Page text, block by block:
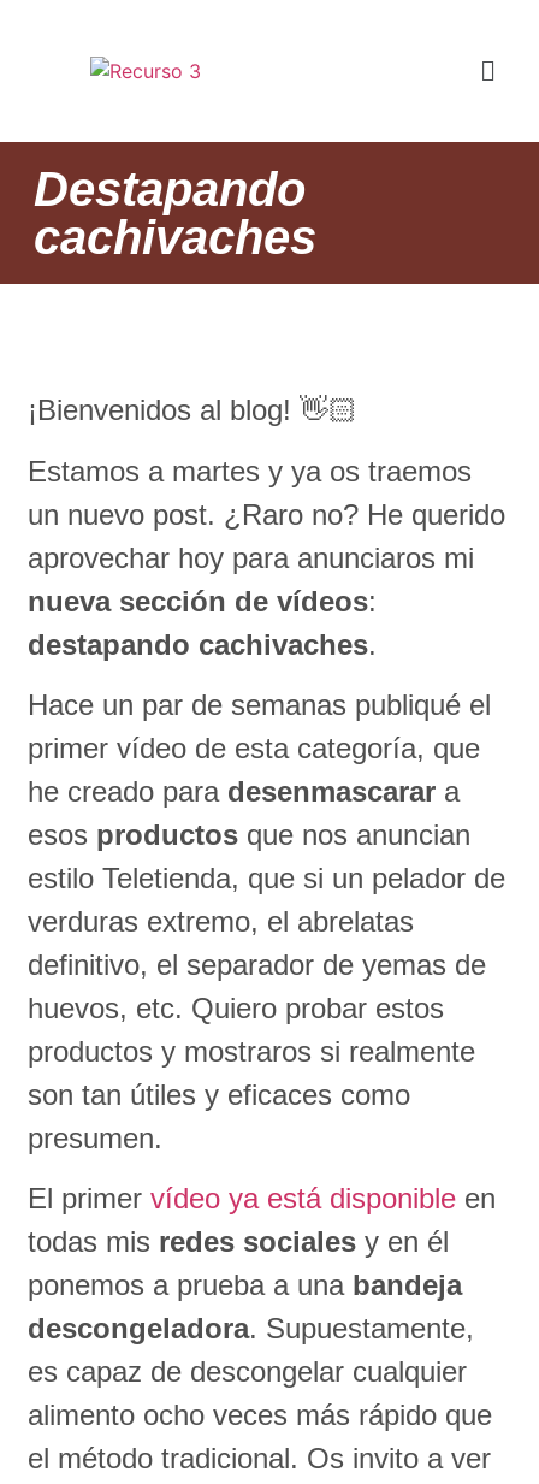
Destapando
cachivaches
¡Bienvenidos al blog! 👋🏻
Estamos a martes y ya os traemos
un nuevo post. ¿Raro no? He querido
aprovechar hoy para anunciaros mi
nueva sección de vídeos:
destapando cachivaches.
Hace un par de semanas publiqué el
primer vídeo de esta categoría, que
he creado para desenmascarar a
esos productos que nos anuncian
estilo Teletienda, que si un pelador de
verduras extremo, el abrelatas
definitivo, el separador de yemas de
huevos, etc. Quiero probar estos
productos y mostraros si realmente
son tan útiles y eficaces como
presumen.
El primervídeo ya está disponible en
todas mis redes sociales y en él
ponemos a prueba a una bandeja
descongeladora. Supuestamente,
es capaz de descongelar cualquier
alimento ocho veces más rápido que
el método tradicional. Os invito a ver